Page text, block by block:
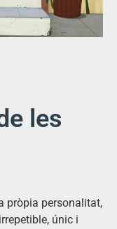
les
pròpia personalitat,
únic i